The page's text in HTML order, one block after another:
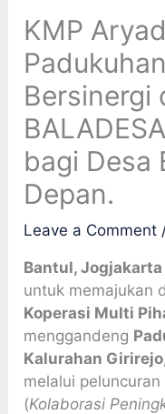
KMP
Bersinergi
bagi Desa
Depan.
Leave a Comment
Bantul,
untuk memajukan
Koperasi Multi
menggandeng
Kalurahan
melalui peluncuran
(Kolaborasi